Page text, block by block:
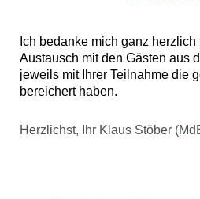
Ich bedanke mich ganz
Austausch mit den Gästen aus
jeweils mit Ihrer Teilnahme die
bereichert haben.
Herzlichst, Ihr Klaus Stöber